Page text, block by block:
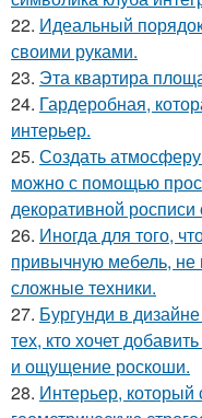
22. Идеальный
своими руками.
23. Эта квартира
24. Гардеробная,
интерьер.
25. Создать
можно с помощью
декоративной росписи
26. Иногда для того,
привычную мебель,
сложные техники.
27. Бургунди в
тех, кто хочет
и ощущение роскоши.
28. Интерьер, который